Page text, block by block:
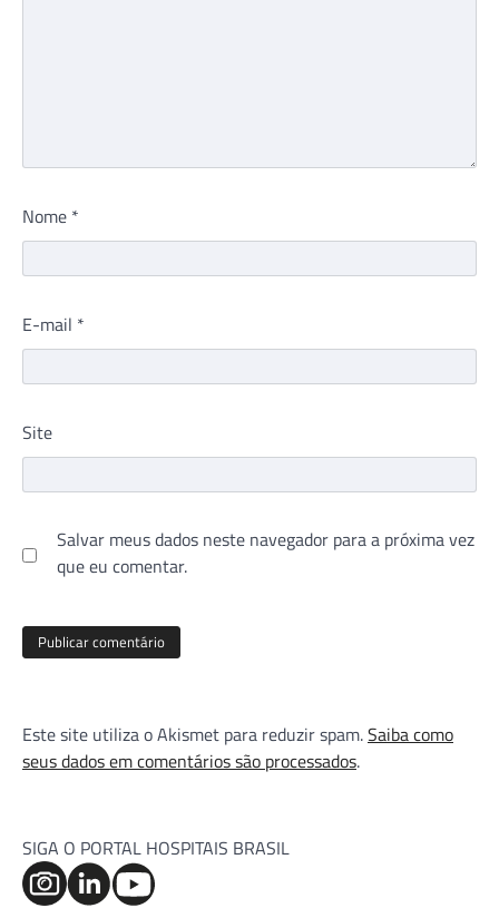
Nome *
E-mail *
Site
Salvar meus dados neste navegador para a próxima vez
que eu comentar.
Este site utiliza o Akismet para reduzir spam.Saiba como
seus dados em comentários são processados.
SIGA O PORTAL HOSPITAIS BRASIL